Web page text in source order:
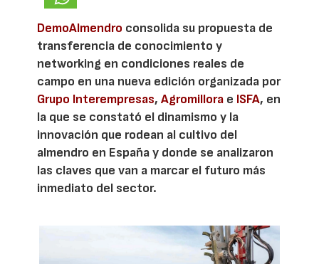
DemoAlmendro consolida su propuesta de
transferencia de conocimiento y
networking en condiciones reales de
campo en una nueva edición organizada por
Grupo Interempresas,Agromillora e ISFA, en
la que se constató el dinamismo y la
innovación que rodean al cultivo del
almendro en España y donde se analizaron
las claves que van a marcar el futuro más
inmediato del sector.